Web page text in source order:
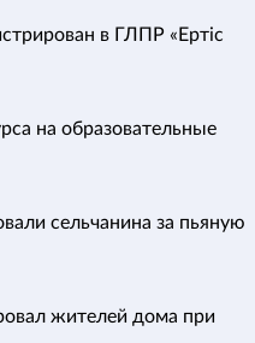
в ГЛПР «Ертіс
на образовательные
сельчанина за пьяную
жителей дома при